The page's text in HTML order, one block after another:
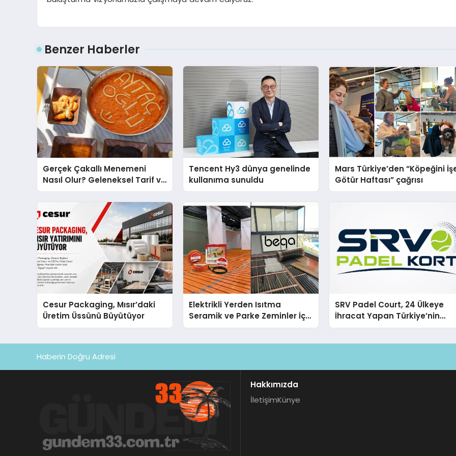
Benzer Haberler
Gerçek Çakallı Menemeni
Nasıl Olur? Geleneksel Tarif ve
Sunum
Tencent Hy3 dünya genelinde
kullanıma sunuldu
Mars Türkiye’den “Köpeğini
Götür Haftası” çağrısı
Cesur Packaging, Mısır’daki
Üretim Üssünü Büyütüyor
Elektrikli Yerden Isıtma
Seramik ve Parke Zeminler İçin
En Verimli Çözümler
SRV Padel Court, 24 Ülkeye
İhracat Yapan Türkiye’nin
Padel Kortu Üretim Gücü
Haberin Doğru Adresi
Hakkımızda
İletişimKünye